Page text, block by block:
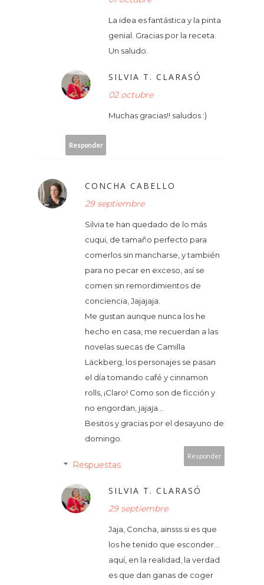
La idea es fantástica y la pinta
genial. Gracias por la receta.
Un saludo.
SILVIA T. CLARASÓ
02 octubre
Muchas gracias!! saludos :)
Responder
CONCHA CABELLO
29 septiembre
Silvia te han quedado de lo más
cuqui, de tamaño perfecto para
comerlos sin mancharse, y también
para no pecar en exceso, así se
comen sin remordimientos de
conciencia, Jajajaja.
Me gustan aunque nunca los he
hecho en casa, me recuerdan a las
novelas suecas de Camilla
Läckberg, los personajes se pasan
el día tomando café y cinnamon
rolls, ¡Claro! Como son de ficción y
no engordan, jajaja...
Besitos y gracias por el desayuno de
domingo.
Responder
Respuestas
SILVIA T. CLARASÓ
29 septiembre
Jaja, Concha, ainsss si es que
los he tenido que esconder...
aquí, en la realidad, la verdad
es que dan ganas de coger